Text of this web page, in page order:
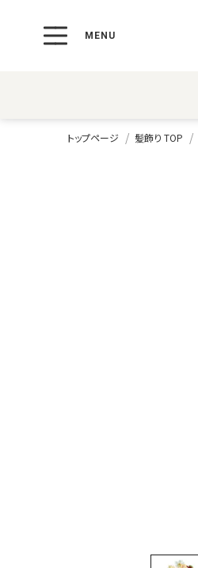
トップページ 髪飾り TOP